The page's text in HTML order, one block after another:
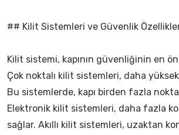
## Kilit Sistemleri ve Güvenlik
Kilit sistemi, kapının güvenliğinin en
Çok noktalı kilit sistemleri, daha
Bu sistemlerde, kapı birden fazla
Elektronik kilit sistemleri, daha fazla
sağlar. Akıllı kilit sistemleri, uzaktan